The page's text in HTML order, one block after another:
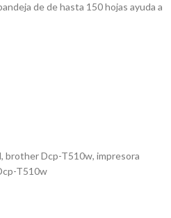
de de hasta 150 hojas ayuda a
brother Dcp-T510w, impresora
T510w